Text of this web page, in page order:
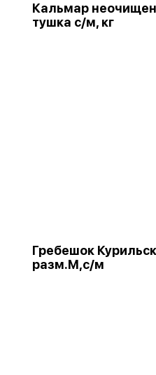
Кальмар
тушка с/м, кг
Гребешок
разм.М,с/м